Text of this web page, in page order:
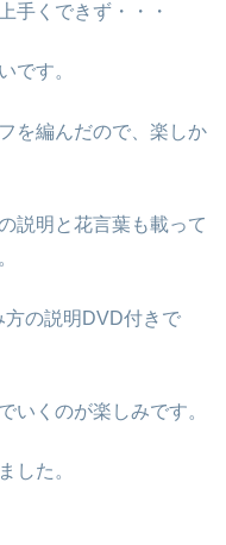
手くできず・・・
です。
を編んだので、楽しか
説明と花言葉も載って
の説明DVD付きで
いくのが楽しみです。
した。